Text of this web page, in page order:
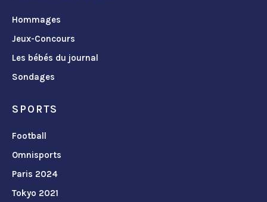
Hommages
Jeux-Concours
Les bébés du journal
Sondages
SPORTS
Football
Omnisports
Paris 2024
Tokyo 2021